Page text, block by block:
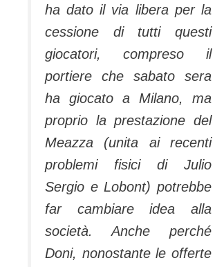
ha dato il via libera per la
cessione di tutti questi
giocatori, compreso il
portiere che sabato sera
ha giocato a Milano, ma
proprio la prestazione del
Meazza (unita ai recenti
problemi fisici di Julio
Sergio e Lobont) potrebbe
far cambiare idea alla
società. Anche perché
Doni, nonostante le offerte